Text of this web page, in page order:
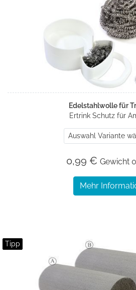
Edelstahlwolle für
Ertrink Schutz für
Auswahl Variante
0,99 € Gewicht
Mehr
Tipp